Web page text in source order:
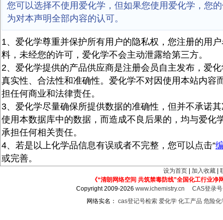
您可以选择不使用爱化学，但如果您使用爱化学，您
为对本声明全部内容的认可。
1、爱化学尊重并保护所有用户的隐私权，您注册的用
料，未经您的许可，爱化学不会主动泄露给第三方。
2、爱化学提供的产品供应商是注册会员自主发布，爱
真实性、合法性和准确性。爱化学不对因使用本站内容
担任何商业和法律责任。
3、爱化学尽量确保所提供数据的准确性，但并不承诺
使用本数据库中的数据，而造成不良后果的，均与爱化
承担任何相关责任。
4、若是以上化学品信息有误或者不完整，您可以点击“
或完善。
设为首页 加入收藏
《“清朗网络空间 共筑禁毒防线”全国化工行业净
Copyright 2009-2026www.ichemistry.cn
CAS登录
网络实名： cas登记号检索 爱化学 化工产品 危险化